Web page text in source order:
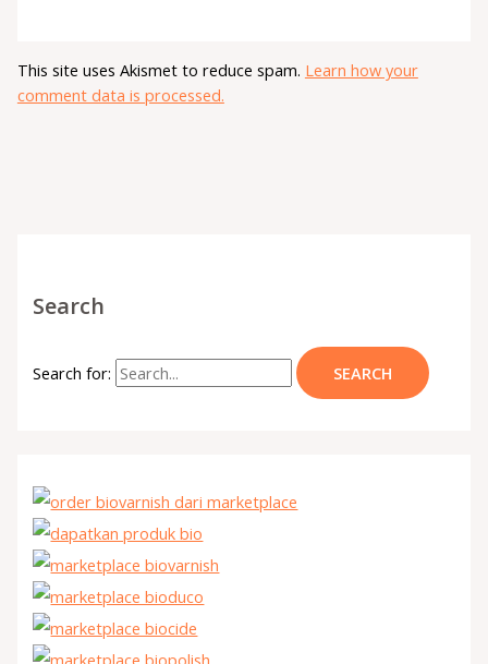
This site uses Akismet to reduce spam. Learn how your
comment data is processed.
Search
Search for: